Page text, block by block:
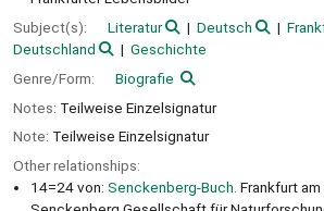
Subject(s):
Literatur Deutsch
Deutschland
Geschichte
Genre/Form:
Biografie
Notes: Teilweise Einzelsignatur
Note: Teilweise Einzelsignatur
Other relationships:
14=24 von: Senckenberg-Buch. Frankfurt am